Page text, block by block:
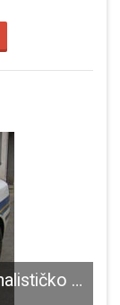
Korenička policija dovršila kriminalističko istraživanje nad “švercerom ljudima”! U kombiju vozio 30 Pakistanaca i jednog Indijca